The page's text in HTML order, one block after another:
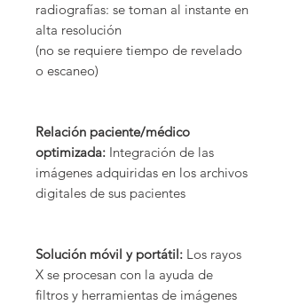
radiografías: se toman al instante en
alta resolución
(no se requiere tiempo de revelado
o escaneo)
Relación paciente/médico
optimizada: Integración de las
imágenes adquiridas en los archivos
digitales de sus pacientes
Solución móvil y portátil: Los rayos
X se procesan con la ayuda de
filtros y herramientas de imágenes